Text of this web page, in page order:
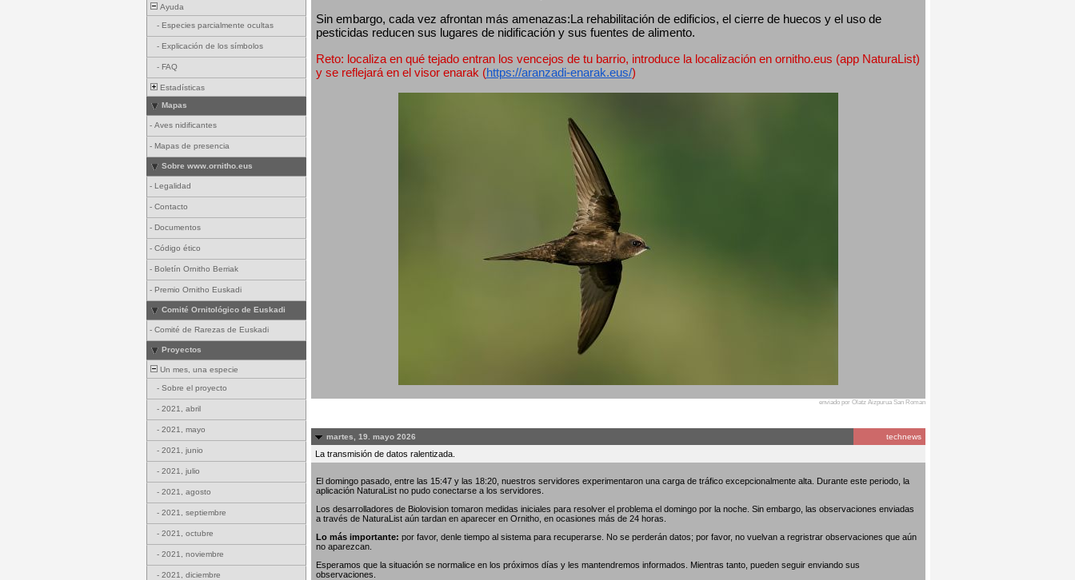
Ayuda
- Especies parcialmente ocultas
- Explicación de los símbolos
- FAQ
Estadísticas
Mapas
- Aves nidificantes
- Mapas de presencia
Sobre www.ornitho.eus
- Legalidad
- Contacto
- Documentos
- Código ético
- Boletín Ornitho Berriak
- Premio Ornitho Euskadi
Comité Ornitológico de Euskadi
- Comité de Rarezas de Euskadi
Proyectos
Un mes, una especie
- Sobre el proyecto
- 2021, abril
- 2021, mayo
- 2021, junio
- 2021, julio
- 2021, agosto
- 2021, septiembre
- 2021, octubre
- 2021, noviembre
- 2021, diciembre
Sin embargo, cada vez afrontan más amenazas:La rehabilitación de edificios, el cierre de huecos y el uso de
pesticidas reducen sus lugares de nidificación y sus fuentes de alimento.
Reto: localiza en qué tejado entran los vencejos de tu barrio, introduce la localización en ornitho.eus (app NaturaList)
y se reflejará en el visor enarak (https://aranzadi-enarak.eus/)
enviado por Olatz Aizpurua San Roman
martes, 19. mayo 2026 technews
La transmisión de datos ralentizada.
El domingo pasado, entre las 15:47 y las 18:20, nuestros servidores experimentaron una carga de tráfico excepcionalmente alta. Durante este periodo, la
aplicación NaturaList no pudo conectarse a los servidores.
Los desarrolladores de Biolovision tomaron medidas iniciales para resolver el problema el domingo por la noche. Sin embargo, las observaciones enviadas
a través de NaturaList aún tardan en aparecer en Ornitho, en ocasiones más de 24 horas.
Lo más importante: por favor, denle tiempo al sistema para recuperarse. No se perderán datos; por favor, no vuelvan a regristrar observaciones que aún
no aparezcan.
Esperamos que la situación se normalice en los próximos días y les mantendremos informados. Mientras tanto, pueden seguir enviando sus
observaciones.